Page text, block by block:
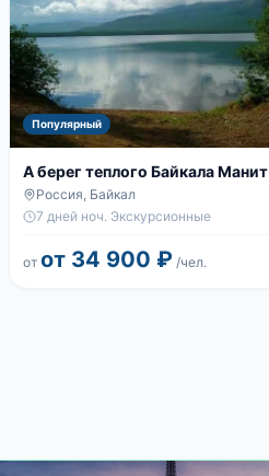
Популярный
А берег теплого Байкала Манит
Россия, Байкал
7 дней ноч.·Экскурсионные
от от 34 900 ₽ /чел.